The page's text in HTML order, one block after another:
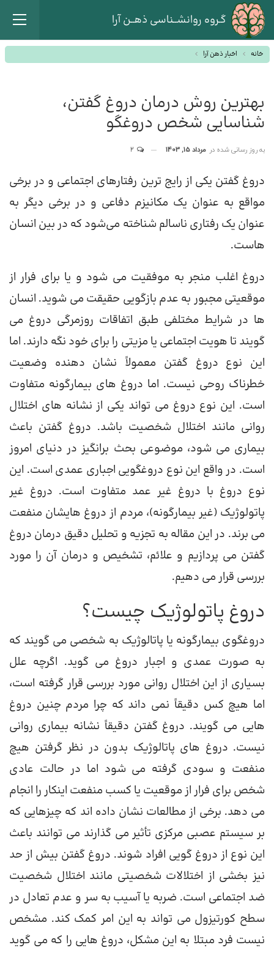
گـروه روانشــناسی ذهــن آرا
خانه اخبار ذهن آرا
بهترین روش درمان دروغ گفتن،
شناسایی شخص دروغگو
به روز رسانی شده در مرداد 15, 1403
دروغ گفتن یکی از رایج ترین رفتارهای اجتماعی و در برخی
مواقع به عنوان یک مکانیزم دفاعی و در برخی دیگر به
عنوان یک رفتاری ناسالم شناخته می‌شود که در بین انسان
هاست.
دروغ اغلب منجر به موفقیت می شود و یا برای فرار از
موقعیتی مجبور به عدم بازگویی حقیقت می شوید. انسان
ها در شرایط مختلفی طبق اتفاقات روزمرگی دروغ می
گویند تا هویت اجتماعی یا مزیتی را برای خود نگه دارند. اما
این نوع دروغ گفتن معمولاً نشان دهنده وضعیت
خطرناک روحی نیست. اما دروغ های بیمارگونه متفاوت
است. این نوع دروغ می تواند یکی از نشانه های اختلال
روانی مانند اختلال شخصیت باشد. دروغ گفتن باعث
بیماری می شود، موضوعی بحث برانگیز در دنیای امروز
است. در واقع این نوع دروغگویی اجباری عمدی است. این
نوع دروغ با دروغ غیر عمد متفاوت است. دروغ غیر
پاتولوژیک (غیر بیمارگونه)، مردم از دروغ هایشان منفعت
می برند. در این مقاله به تجزیه و تحلیل دقیق درمان دروغ
گفتن می پردازیم و علائم، تشخیص و درمان آن را مورد
بررسی قرار می دهیم.
دروغ پاتولوژیک چیست؟
دروغگوی بیمارگونه یا پاتالوژیک به شخصی می گویند که
به صورت عمدی و اجبار دروغ می گوید. اگرچه علل
بسیاری از این اختلال روانی مورد بررسی قرار گرفته است،
اما هیچ کس دقیقاً نمی داند که چرا مردم چنین دروغ
هایی می گویند. دروغ گفتن دقیقاً نشانه بیماری روانی
نیست. دروغ های پاتالوژیک بدون در نظر گرفتن هیچ
منفعت و سودی گرفته می شود اما در حالت عادی
شخص برای فرار از موقعیت یا کسب منفعت اینکار را انجام
می دهد. برخی از مطالعات نشان داده اند که چیزهایی که
بر سیستم عصبی مرکزی تأثیر می گذارند می توانند باعث
این نوع از دروغ گویی افراد شوند. دروغ گفتن بیش از حد
نیز بخشی از اختلالات شخصیتی مانند اختلال شخصیت
ضد اجتماعی است. ضربه یا آسیب به سر و عدم تعادل در
سطح کورتیزول می تواند به این امر کمک کند. مشخص
نیست فرد مبتلا به این مشکل، دروغ هایی را که می گوید